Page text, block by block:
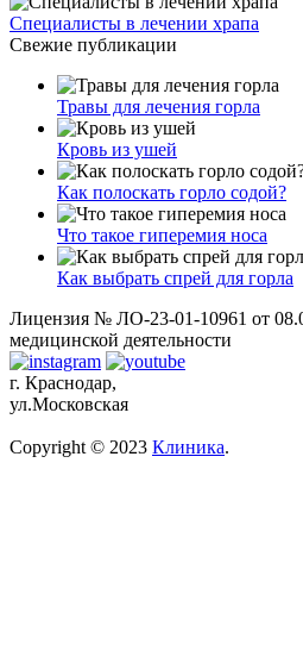
Специалисты в лечении храпа
Свежие публикации
Травы для лечения горла
Кровь из ушей
Как полоскать горло содой?
Что такое гиперемия носа
Как выбрать спрей для горла
Лицензия № ЛО-23-01-10961 от
медицинской деятельности
г. Краснодар,
ул.Московская
Copyright © 2023 Клиника.